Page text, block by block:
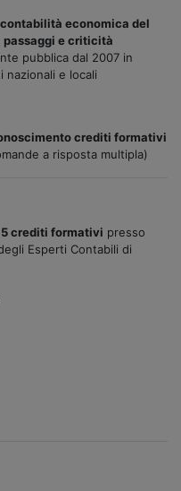
contabilità economica del
passaggi e criticità
pubblica dal 2007 in
nazionali e locali
crediti formativi
a risposta multipla)
5 crediti formativi presso
Esperti Contabili di